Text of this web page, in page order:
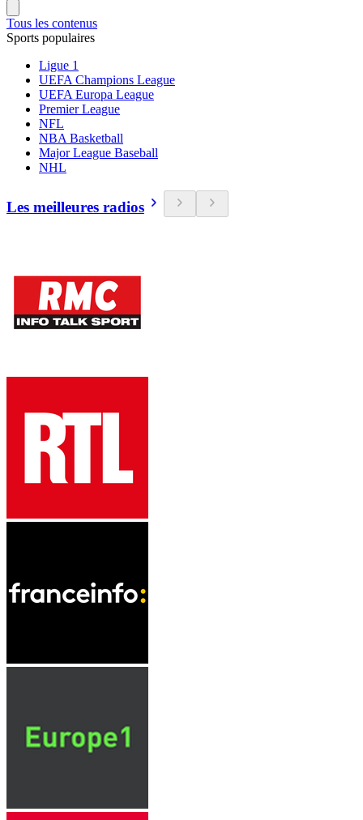
Tous les contenus
Sports populaires
Ligue 1
UEFA Champions League
UEFA Europa League
Premier League
NFL
NBA Basketball
Major League Baseball
NHL
Les meilleures radios